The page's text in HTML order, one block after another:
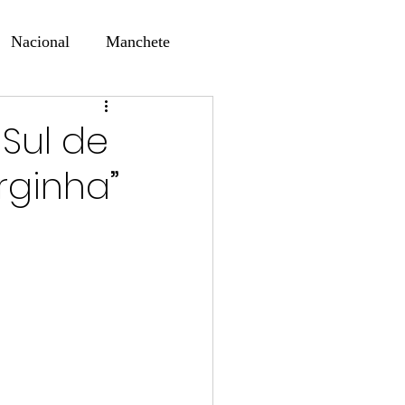
Nacional Manchete
Digital
de